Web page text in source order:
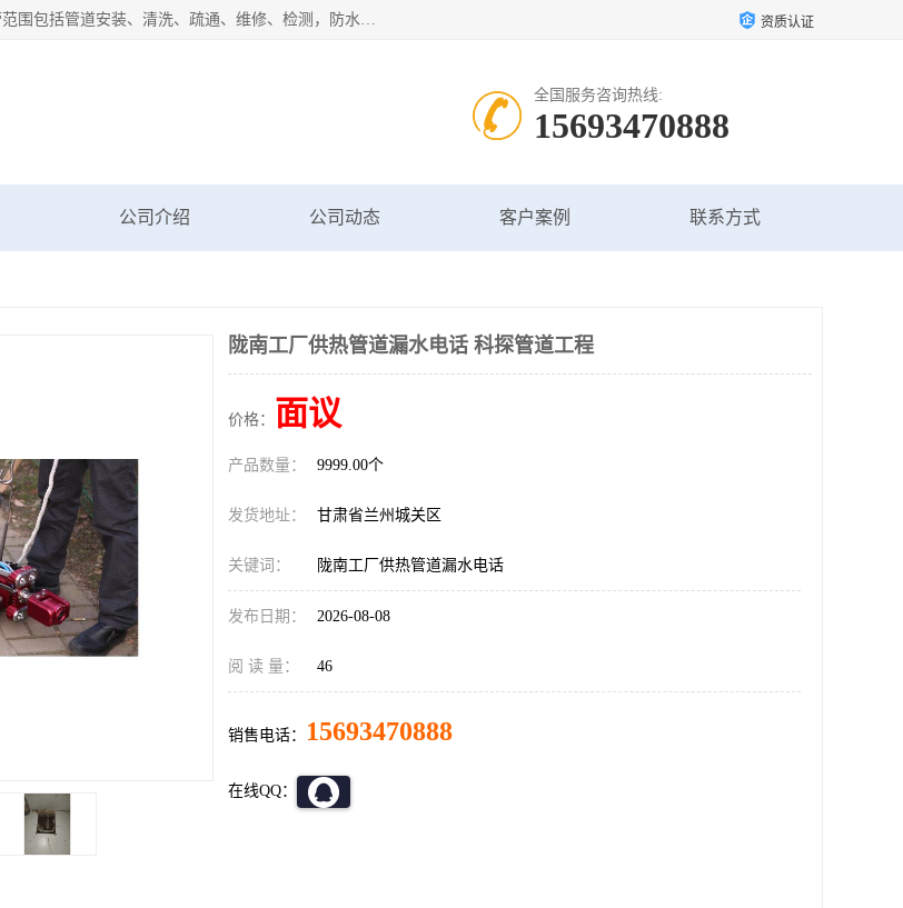
甘肃科探管道工程有限公司成立于2019年，注册地位于甘肃省兰州市。经营范围包括管道安装、清洗、疏通、维修、检测，防水工程，工程钻孔，化粪池清理，暖气安装，给排水管道安装维修，室内外管道如消防、供水、供热管道漏水检测定位，室内外防水堵漏等。 资质认证
全国服务咨询热线:
15693470888
公司介绍 公司动态 客户案例 联系方式
陇南工厂供热管道漏水电话 科探管道工程
价格： 面议
产品数量： 9999.00个
发货地址： 甘肃省兰州城关区
关键词： 陇南工厂供热管道漏水电话
发布日期： 2026-08-08
阅 读 量： 46
销售电话： 15693470888
在线QQ：